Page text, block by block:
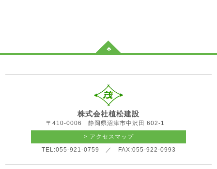
株式会社植松建設
〒410-0006 静岡県沼津市中沢田 602-1
> アクセスマップ
TEL:055-921-0759 ／ FAX:055-922-0993